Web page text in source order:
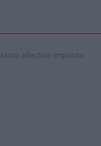
afectivo impacta